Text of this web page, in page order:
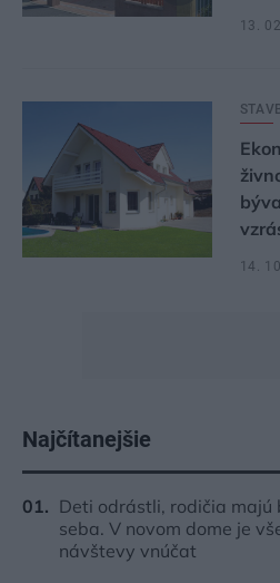
13.
14.
Najčítanejšie
Deti odrástli, rodičia majú
seba. V novom dome je
návštevy vnúčat